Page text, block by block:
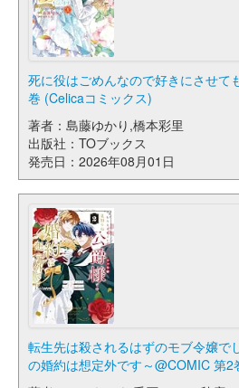
死に役はごめんなので好きにさせて
巻 (Celicaコミックス)
著者：島藤ゆかり,橋本彩里
出版社：TOブックス
発売日：2026年08月01日
転生先は殺されるはずのモブ令嬢で
の婚約は想定外です～@COMIC 第